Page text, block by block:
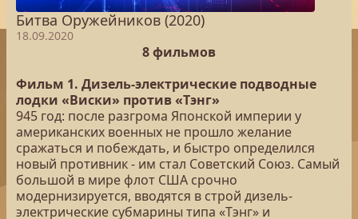
Битва Оружейников (2020)
18.09.2020
8 фильмов
Фильм 1. Дизель-электрические подводные
лодки «Виски» против «Тэнг»
945 год: после разгрома Японской империи у
американских военных не прошло желание
сражаться и побеждать, и быстро определился
новый противник - им стал Советский Союз. Самый
большой в мире флот США срочно
модернизируется, вводятся в строй дизель-
электрические субмарины типа «Тэнг» и